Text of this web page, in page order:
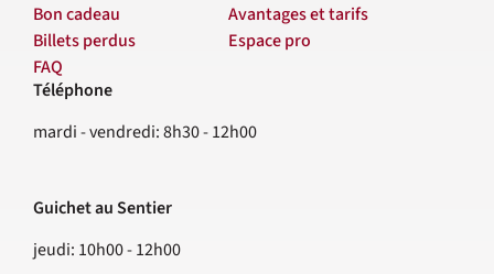
Bon cadeau
Billets perdus
FAQ
Avantages et tarifs
Espace pro
Contact
Téléphone
mardi - vendredi: 8h30 - 12h00
Guichet au Sentier
jeudi: 10h00 - 12h00